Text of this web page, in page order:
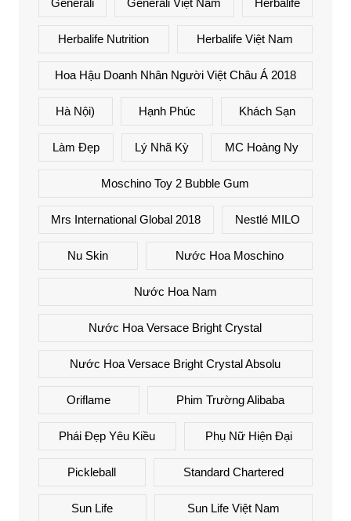
Herbalife Nutrition Herbalife Việt Nam
Hoa Hậu Doanh Nhân Người Việt Châu Á 2018
Hà Nội) Hạnh Phúc Khách Sạn
Làm Đẹp Lý Nhã Kỳ MC Hoàng Ny
Moschino Toy 2 Bubble Gum
Mrs International Global 2018 Nestlé MILO
Nu Skin Nước Hoa Moschino
Nước Hoa Nam
Nước Hoa Versace Bright Crystal
Nước Hoa Versace Bright Crystal Absolu
Oriflame Phim Trường Alibaba
Phái Đẹp Yêu Kiều Phụ Nữ Hiện Đại
Pickleball Standard Chartered
Sun Life Sun Life Việt Nam